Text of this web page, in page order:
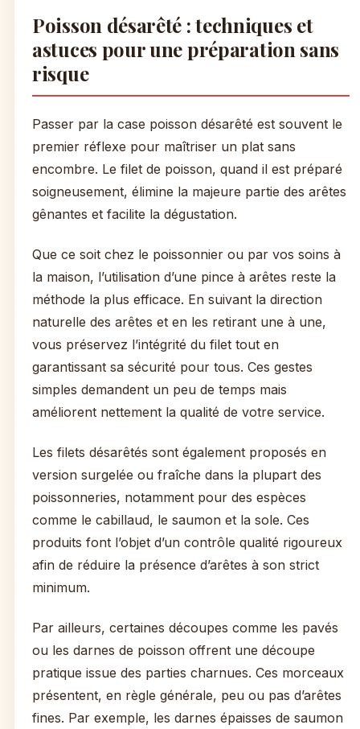
Poisson désarêté : techniques et
astuces pour une préparation sans
risque
Passer par la case poisson désarêté est souvent le
premier réflexe pour maîtriser un plat sans
encombre. Le filet de poisson, quand il est préparé
soigneusement, élimine la majeure partie des arêtes
gênantes et facilite la dégustation.
Que ce soit chez le poissonnier ou par vos soins à
la maison, l’utilisation d’une pince à arêtes reste la
méthode la plus efficace. En suivant la direction
naturelle des arêtes et en les retirant une à une,
vous préservez l’intégrité du filet tout en
garantissant sa sécurité pour tous. Ces gestes
simples demandent un peu de temps mais
améliorent nettement la qualité de votre service.
Les filets désarêtés sont également proposés en
version surgelée ou fraîche dans la plupart des
poissonneries, notamment pour des espèces
comme le cabillaud, le saumon et la sole. Ces
produits font l’objet d’un contrôle qualité rigoureux
afin de réduire la présence d’arêtes à son strict
minimum.
Par ailleurs, certaines découpes comme les pavés
ou les darnes de poisson offrent une découpe
pratique issue des parties charnues. Ces morceaux
présentent, en règle générale, peu ou pas d’arêtes
fines. Par exemple, les darnes épaisses de saumon